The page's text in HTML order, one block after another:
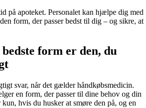
på apoteket. Personalet kan hjælpe dig med
form, der passer bedst til dig – og sikre, at
form er den, du
svar, når det gælder håndkøbsmedicin.
en form, der passer til dine behov og din
hvis du husker at smøre den på, og en